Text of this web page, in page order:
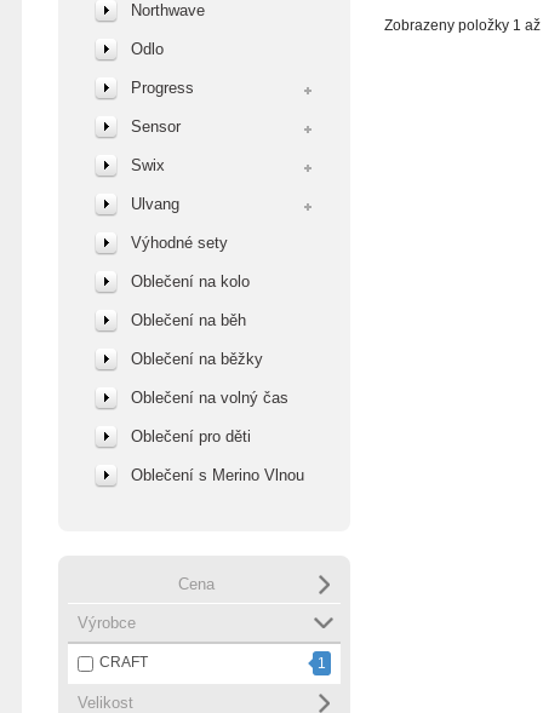
Northwave
Odlo
Progress
Sensor
Swix
Ulvang
Výhodné sety
Oblečení na kolo
Oblečení na běh
Oblečení na běžky
Oblečení na volný čas
Oblečení pro děti
Oblečení s Merino Vlnou
Cena
Výrobce
CRAFT 1
Velikost
C4 je strečová ve
Zobrazeny položky 1